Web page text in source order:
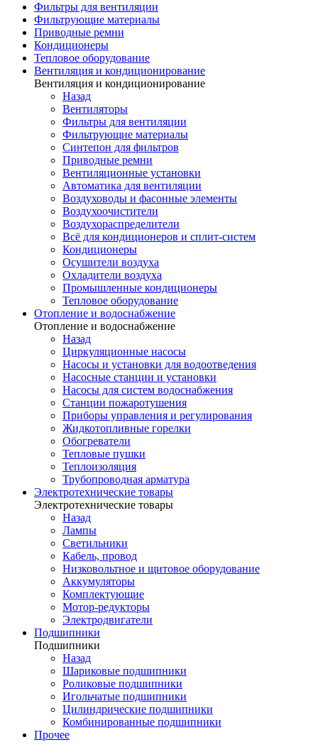
Фильтры для вентиляции
Фильтрующие материалы
Приводные ремни
Кондиционеры
Тепловое оборудование
Вентиляция и кондиционирование
Вентиляция и кондиционирование
Назад
Вентиляторы
Фильтры для вентиляции
Фильтрующие материалы
Синтепон для фильтров
Приводные ремни
Вентиляционные установки
Автоматика для вентиляции
Воздуховоды и фасонные элементы
Воздухоочистители
Воздухораспределители
Всё для кондиционеров и сплит-систем
Кондиционеры
Осушители воздуха
Охладители воздуха
Промышленные кондиционеры
Тепловое оборудование
Отопление и водоснабжение
Отопление и водоснабжение
Назад
Циркуляционные насосы
Насосы и установки для водоотведения
Насосные станции и установки
Насосы для систем водоснабжения
Станции пожаротушения
Приборы управления и регулирования
Жидкотопливные горелки
Обогреватели
Тепловые пушки
Теплоизоляция
Трубопроводная арматура
Электротехнические товары
Электротехнические товары
Назад
Лампы
Светильники
Кабель, провод
Низковольтное и щитовое оборудование
Аккумуляторы
Комплектующие
Мотор-редукторы
Электродвигатели
Подшипники
Подшипники
Назад
Шариковые подшипники
Роликовые подшипники
Игольчатые подшипники
Цилиндрические подшипники
Комбинированные подшипники
Прочее